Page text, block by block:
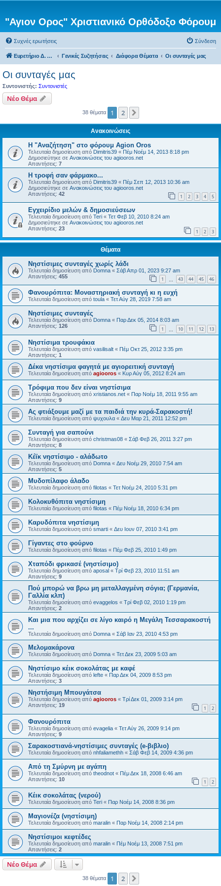
"Αγιον Ορος" Χριστιανικό Ορθόδοξο Φόρουμ
Συχνές ερωτήσεις Σύνδεση
Ευρετήριο Δ. Συζήτησης Γενικές Συζητήσεις Διάφορα Θέματα Οι συνταγές μας
Οι συνταγές μας
Συντονιστής: Συντονιστές
Νέο Θέμα
38 θέματα 1 2
Ανακοινώσεις
Η "Αναζήτηση" στο φόρουμ Agion Oros
Τελευταία δημοσίευση από Dimitris39 « Πέμ Νοέμ 14, 2013 8:18 pm
Δημοσιεύτηκε σε Ανακοινώσεις του agiooros.net
Απαντήσεις: 7
H τροφή σαν φάρμακο...
Τελευταία δημοσίευση από Dimitris39 « Πέμ Σεπ 12, 2013 10:36 am
Δημοσιεύτηκε σε Ανακοινώσεις του agiooros.net
Απαντήσεις: 42 1 2 3 4 5
Εγχειρίδιο μελών & δημοσιεύσεων
Τελευταία δημοσίευση από Teri « Τετ Φεβ 10, 2010 8:24 am
Δημοσιεύτηκε σε Ανακοινώσεις του agiooros.net
Απαντήσεις: 23 1 2 3
Θέματα
Νηστίσιμες συνταγές χωρίς λάδι
Τελευταία δημοσίευση από Domna « Σάβ Απρ 01, 2023 9:27 am
Απαντήσεις: 455 1 43 44 45 46
Φανουρόπιτα: Μοναστηριακή συνταγή κι η ευχή
Τελευταία δημοσίευση από toula « Τετ Αύγ 28, 2019 7:58 am
Νηστίσιμες συνταγές
Τελευταία δημοσίευση από Domna « Παρ Δεκ 05, 2014 8:03 am
Απαντήσεις: 126 1 10 11 12 13
Νηστίσιμα τρουφάκια
Τελευταία δημοσίευση από vasilisalt « Πέμ Οκτ 25, 2012 3:35 pm
Απαντήσεις: 1
Δέκα νηστίσιμα φαγητά με αγιορειτική συνταγή
Τελευταία δημοσίευση από agiooros « Κυρ Αύγ 05, 2012 8:24 am
Τρόφιμα που δεν είναι νηστίσιμα
Τελευταία δημοσίευση από xristianos.net « Παρ Νοέμ 18, 2011 9:55 am
Απαντήσεις: 9
Ας φτιάξουμε μαζί με τα παιδιά την κυρά-Σαρακοστή!
Τελευταία δημοσίευση από ψυχουλα « Δευ Μαρ 21, 2011 12:52 pm
Συνταγή για σαπούνι
Τελευταία δημοσίευση από christmas08 « Σάβ Φεβ 26, 2011 3:27 pm
Απαντήσεις: 8
Κέϊκ νηστίσιμο - αλάδωτο
Τελευταία δημοσίευση από Domna « Δευ Νοέμ 29, 2010 7:54 am
Απαντήσεις: 5
Μυδοπίλαφο άλαδο
Τελευταία δημοσίευση από filotas « Τετ Νοέμ 24, 2010 5:31 pm
Κολοκυθόπιτα νηστίσιμη
Τελευταία δημοσίευση από filotas « Πέμ Νοέμ 18, 2010 6:34 pm
Καρυδόπιτα νηστίσιμη
Τελευταία δημοσίευση από smarti « Δευ Ιουν 07, 2010 3:41 pm
Γίγαντες στο φούρνο
Τελευταία δημοσίευση από filotas « Πέμ Φεβ 25, 2010 1:49 pm
Χταπόδι φρικασέ (νηστίσιμο)
Τελευταία δημοσίευση από aposal « Τρί Φεβ 23, 2010 11:51 am
Απαντήσεις: 9
Πού μπορώ να βρω μη μεταλλαγμένη σόγια; (Γερμανία,
Γαλλία κλπ)
Τελευταία δημοσίευση από evaggelos « Τρί Φεβ 02, 2010 1:19 pm
Απαντήσεις: 2
Και μια που αρχίζει σε λίγο καιρό η Μεγάλη Τεσσαρακοστή
...
Τελευταία δημοσίευση από Domna « Σάβ Ιαν 23, 2010 4:53 pm
Μελομακάρονα
Τελευταία δημοσίευση από Domna « Τετ Δεκ 23, 2009 5:03 am
Νηστίσιμο κέικ σοκολάτας με καφέ
Τελευταία δημοσίευση από lefte « Παρ Δεκ 04, 2009 8:53 pm
Απαντήσεις: 3
Νηστήσιμη Μπουγάτσα
Τελευταία δημοσίευση από agiooros « Τρί Δεκ 01, 2009 3:14 pm
Απαντήσεις: 19 1 2
Φανουρόπιτα
Τελευταία δημοσίευση από evagelia « Τετ Αύγ 26, 2009 9:14 pm
Απαντήσεις: 9
Σαρακοστιανά-νηστίσιμες συνταγές (e-βιβλιο)
Τελευταία δημοσίευση από nhfaliamethh « Σάβ Φεβ 14, 2009 4:36 pm
Από τη Σμύρνη με αγάπη
Τελευταία δημοσίευση από theodnot « Πέμ Δεκ 18, 2008 6:46 am
Απαντήσεις: 10 1 2
Κέικ σοκολάτας (νερού)
Τελευταία δημοσίευση από Teri « Παρ Νοέμ 14, 2008 8:36 pm
Μαγιονέζα (νηστίσιμη)
Τελευταία δημοσίευση από maralin « Παρ Νοέμ 14, 2008 2:14 pm
Νηστίσιμοι κεφτέδες
Τελευταία δημοσίευση από maralin « Πέμ Νοέμ 13, 2008 7:51 pm
Απαντήσεις: 2
Νέο Θέμα
38 θέματα 1 2